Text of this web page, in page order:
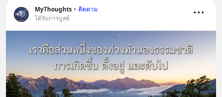
MyThoughts • ติดตาม
ได้รับการบูสต์